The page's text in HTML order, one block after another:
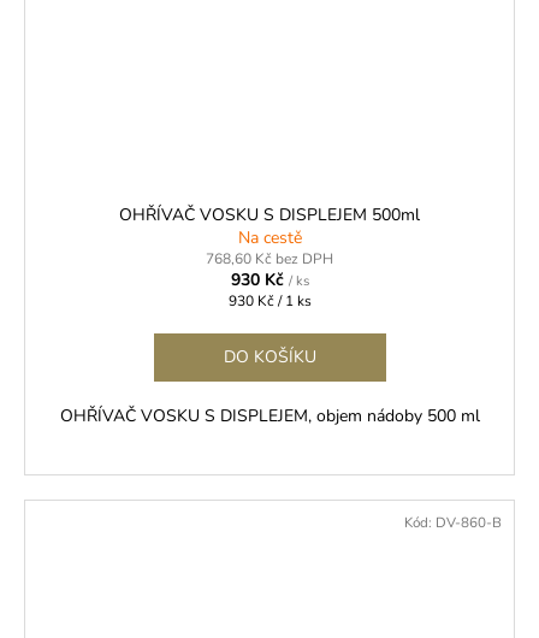
OHŘÍVAČ VOSKU S DISPLEJEM 500ml
Na cestě
768,60 Kč bez DPH
930 Kč / ks
Měrná
930 Kč / 1 ks
DO KOŠÍKU
OHŘÍVAČ VOSKU S DISPLEJEM, objem nádoby 500 ml
Kód: DV-860-B